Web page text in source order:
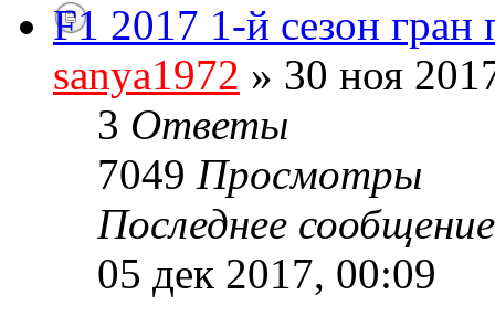
F1 2017 1-й сезон
sanya1972 » 30 ноя
3 Ответы
7049 Просмотры
Последнее
05 дек 2017, 00:09